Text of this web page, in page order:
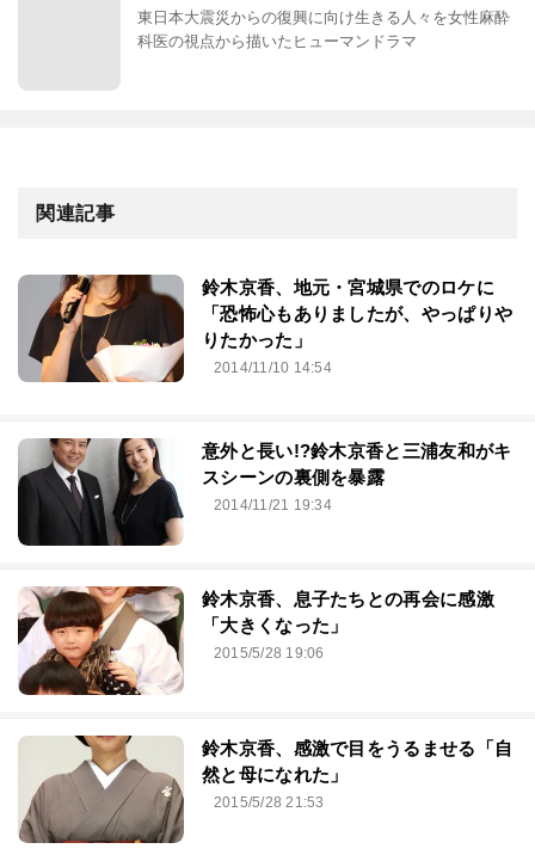
東日本大震災からの復興に向け生きる人々を女性麻酔
科医の視点から描いたヒューマンドラマ
関連記事
鈴木京香、地元・宮城県でのロケに
「恐怖心もありましたが、やっぱりや
りたかった」
2014/11/10 14:54
意外と長い!?鈴木京香と三浦友和がキ
スシーンの裏側を暴露
2014/11/21 19:34
鈴木京香、息子たちとの再会に感激
「大きくなった」
2015/5/28 19:06
鈴木京香、感激で目をうるませる「自
然と母になれた」
2015/5/28 21:53